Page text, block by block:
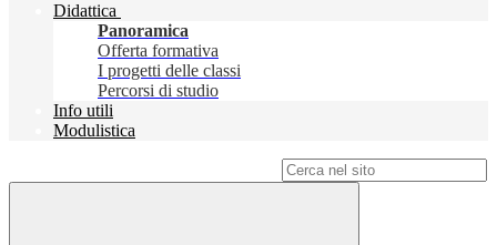
Didattica
Panoramica
Offerta formativa
I progetti delle classi
Percorsi di studio
Info utili
Modulistica